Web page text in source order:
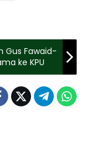
Gus Fawaid-
ke KPU